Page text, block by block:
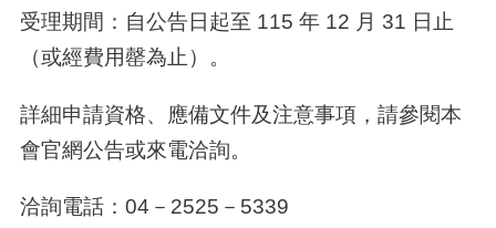
受理期間：自公告日起至 115 年 12 月 31 日止
（或經費用罄為止）。
詳細申請資格、應備文件及注意事項，請參閱本
會官網公告或來電洽詢。
洽詢電話：04－2525－5339